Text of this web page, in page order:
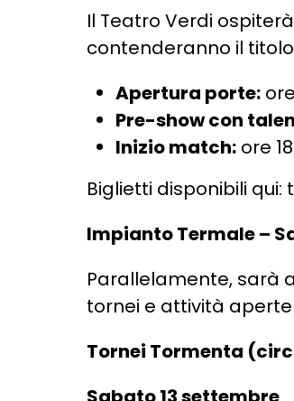
Il Teatro Verdi
contenderanno il
Apertura porte:
Pre-show con
Inizio match: ore
Biglietti disponibili qui:
Impianto Termale –
Parallelamente, sarà
tornei e attività
Tornei Tormenta